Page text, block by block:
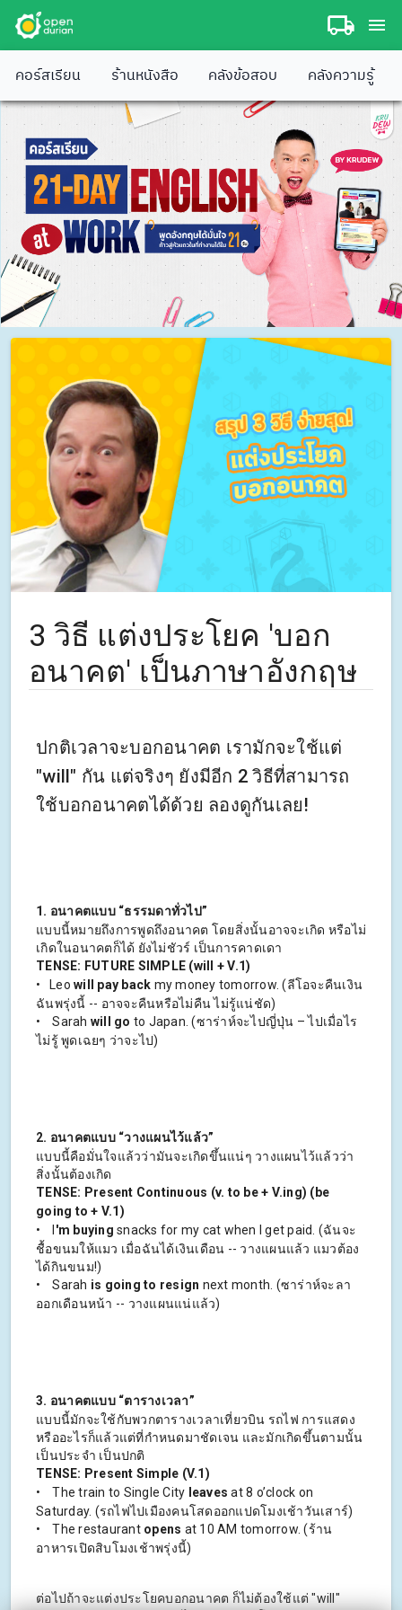
คอร์สเรียน ร้านหนังสือ คลังข้อสอบ คลังความรู้
3 วิธี แต่งประโยค 'บอก
อนาคต' เป็นภาษาอังกฤษ
ปกติเวลาจะบอกอนาคต เรามักจะใช้แต่
"will" กัน แต่จริงๆ ยังมีอีก 2 วิธีที่สามารถ
ใช้บอกอนาคตได้ด้วย ลองดูกันเลย!
1. อนาคตแบบ “ธรรมดาทั่วไป”
แบบนี้หมายถึงการพูดถึงอนาคต โดยสิ่งนั้นอาจจะเกิด หรือไม่
เกิดในอนาคตก็ได้ ยังไม่ชัวร์ เป็นการคาดเดา
TENSE: FUTURE SIMPLE (will + V.1)
• Leo will pay back my money tomorrow. (ลีโอจะคืนเงิน
ฉันพรุ่งนี้ -- อาจจะคืนหรือไม่คืน ไม่รู้แน่ชัด)
• Sarah will go to Japan. (ซาร่าห์จะไปญี่ปุ่น – ไปเมื่อไร
ไม่รู้ พูดเฉยๆ ว่าจะไป)
2. อนาคตแบบ “วางแผนไว้แล้ว”
แบบนี้คือมั่นใจแล้วว่ามันจะเกิดขึ้นแน่ๆ วางแผนไว้แล้วว่า
สิ่งนั้นต้องเกิด
TENSE: Present Continuous (v. to be + V.ing) (be
going to + V.1)
• I 'm buying snacks for my cat when I get paid. (ฉันจะ
ชื้อขนมให้แมว เมื่อฉันได้เงินเดือน -- วางแผนแล้ว แมวต้อง
ได้กินขนม!)
• Sarah is going to resign next month. (ซาร่าห์จะลา
ออกเดือนหน้า -- วางแผนแน่แล้ว)
3. อนาคตแบบ “ตารางเวลา”
แบบนี้มักจะใช้กับพวกตารางเวลาเที่ยวบิน รถไฟ การแสดง
หรืออะไรก็แล้วแต่ที่กำหนดมาชัดเจน และมักเกิดขึ้นตามนั้น
เป็นประจำ เป็นปกติ
TENSE: Present Simple (V.1)
• The train to Single City leaves at 8 o’clock on
Saturday. (รถไฟไปเมืองคนโสดออกแปดโมงเช้าวันเสาร์)
• The restaurant opens at 10 AM tomorrow. (ร้าน
อาหารเปิดสิบโมงเช้าพรุ่งนี้)
ต่อไปถ้าจะแต่งประโยคบอกอนาคต ก็ไม่ต้องใช้แต่ "will"